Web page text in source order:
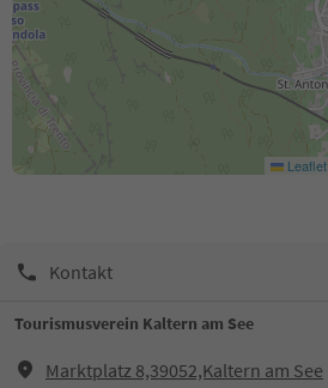
Leaflet
Kontakt
Tourismusverein Kaltern am See
Marktplatz 8,39052,Kaltern am See